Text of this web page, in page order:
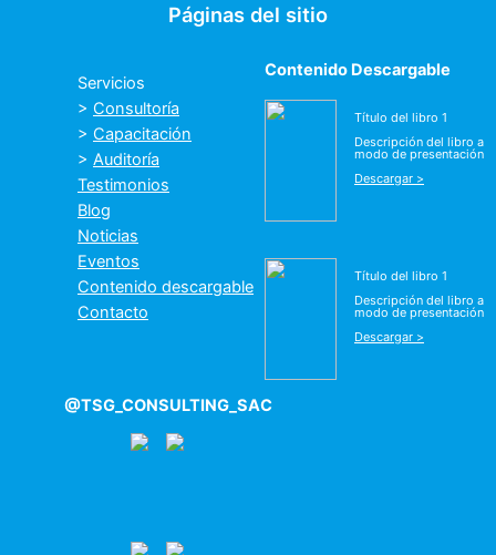
Páginas del sitio
Servicios
> Consultoría
> Capacitación
> Auditoría
Testimonios
Blog
Noticias
Eventos
Contenido descargable
Contacto
Contenido Descargable
Título del libro 1
Descripción del libro a
modo de presentación
Descargar >
Título del libro 1
Descripción del libro a
modo de presentación
Descargar >
@TSG_CONSULTING_SAC